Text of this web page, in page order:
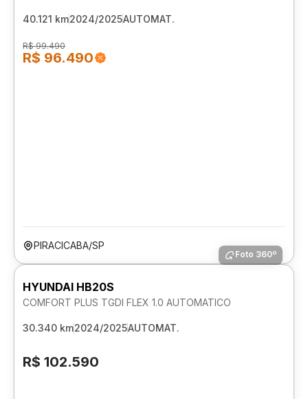
40.121 km2024/2025AUTOMAT.
R$ 99.490
R$ 96.490
PIRACICABA/SP
Foto 360º
HYUNDAI HB20S
COMFORT PLUS TGDI FLEX 1.0 AUTOMATICO
30.340 km2024/2025AUTOMAT.
R$ 102.590